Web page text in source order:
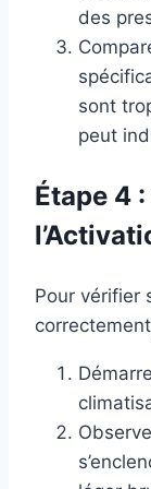
des
sont
peut
Étape 4
Pour vérifier